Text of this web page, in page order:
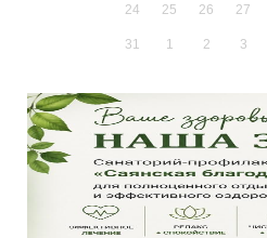
24 25 26 27
31 1 2 3